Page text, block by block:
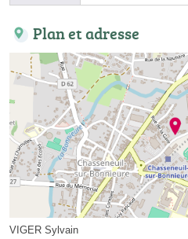
Plan et adresse
VIGER Sylvain